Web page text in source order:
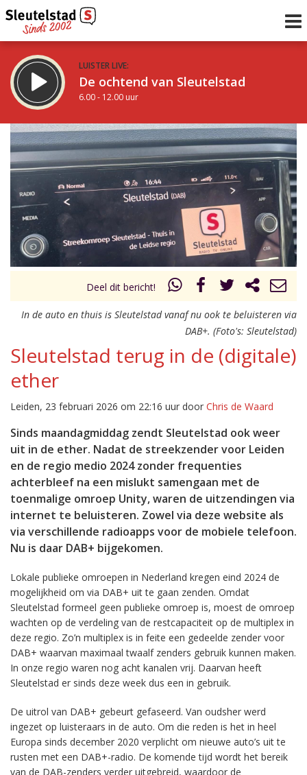
LUISTER LIVE:
De ochtend van Sleutelstad
6.00 - 12.00 uur
STRAKS:
De middag van Sleutelstad
12.00 - 17.00 uur
Vorig uur
uur 1 van 0 Volgend uur
Deel dit bericht!
In de auto en thuis is Sleutelstad vanaf nu ook te beluisteren via
DAB+. (Foto's: Sleutelstad)
Sleutelstad terug in de (digitale)
ether
Leiden, 23 februari 2026 om 22:16 uur door Chris de Waard
Sinds maandagmiddag zendt Sleutelstad ook weer
uit in de ether. Nadat de streekzender voor Leiden
en de regio medio 2024 zonder frequenties
achterbleef na een mislukt samengaan met de
toenmalige omroep Unity, waren de uitzendingen via
internet te beluisteren. Zowel via deze website als
via verschillende radioapps voor de mobiele telefoon.
Nu is daar DAB+ bijgekomen.
Lokale publieke omroepen in Nederland kregen eind 2024 de
mogelijkheid om via DAB+ uit te gaan zenden. Omdat
Sleutelstad formeel geen publieke omroep is, moest de omroep
wachten op de verdeling van de restcapaciteit op de multiplex in
deze regio. Zo’n multiplex is in feite een gedeelde zender voor
DAB+ waarvan maximaal twaalf zenders gebruik kunnen maken.
In onze regio waren nog acht kanalen vrij. Daarvan heeft
Sleutelstad er sinds deze week dus een in gebruik.
De uitrol van DAB+ gebeurt gefaseerd. Van oudsher werd
ingezet op luisteraars in de auto. Om die reden is het in heel
Europa sinds december 2020 verplicht om nieuwe auto’s uit te
rusten met een DAB+-radio. De komende tijd wordt het bereik
van de DAB-zenders verder uitgebreid, waardoor de